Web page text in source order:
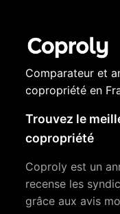
Comparateur et
copropriété en
Trouvez le
copropriété
Coproly est un
recense les
grâce aux avis